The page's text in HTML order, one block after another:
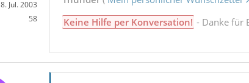
8. Jul. 2003
58
Keine Hilfe per Konversation! - Danke für